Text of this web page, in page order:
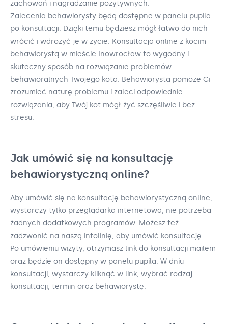
zachowań i nagradzanie pozytywnych.
Zalecenia behawiorysty będą dostępne w panelu pupila
po konsultacji. Dzięki temu będziesz mógł łatwo do nich
wrócić i wdrożyć je w życie. Konsultacja online z kocim
behawiorystą w mieście Inowrocław to wygodny i
skuteczny sposób na rozwiązanie problemów
behawioralnych Twojego kota. Behawiorysta pomoże Ci
zrozumieć naturę problemu i zaleci odpowiednie
rozwiązania, aby Twój kot mógł żyć szczęśliwie i bez
stresu.
Jak umówić się na konsultację
behawiorystyczną online?
Aby umówić się na konsultację behawiorystyczną online,
wystarczy tylko przeglądarka internetowa, nie potrzeba
żadnych dodatkowych programów. Możesz też
zadzwonić na naszą infolinię, aby umówić konsultację.
Po umówieniu wizyty, otrzymasz link do konsultacji mailem
oraz będzie on dostępny w panelu pupila. W dniu
konsultacji, wystarczy kliknąć w link, wybrać rodzaj
konsultacji, termin oraz behawiorystę.